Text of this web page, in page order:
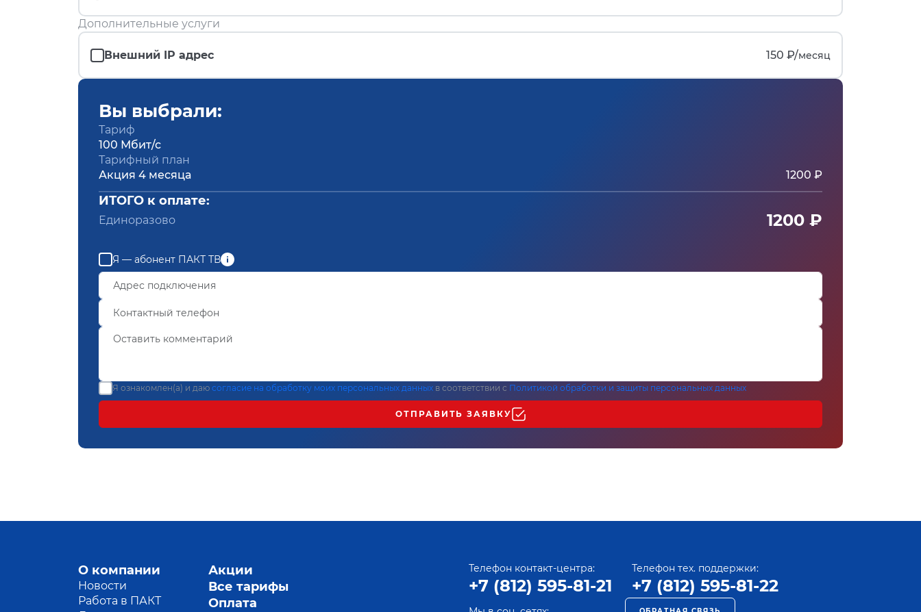
Дополнительные услуги
Внешний IP адрес 150 ₽/месяц
Вы выбрали:
Тариф
100 Мбит/с
Тарифный план
Акция 4 месяца
1200 ₽
ИТОГО к оплате:
Единоразово 1200 ₽
Я — абонент ПАКТ ТВ
Я ознакомлен(а) и даю согласие на обработку моих персональных данных в соответствии с Политикой обработки и защиты персональных данных
ОТПРАВИТЬ ЗАЯВКУ
О компании
Новости
Работа в ПАКТ
Акции
Все тарифы
Оплата
Телефон контакт-центра:
+7 (812) 595-81-21
Телефон тех. поддержки:
+7 (812) 595-81-22